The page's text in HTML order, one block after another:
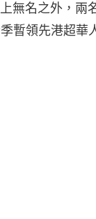
無名之外，兩
暫領先港超華